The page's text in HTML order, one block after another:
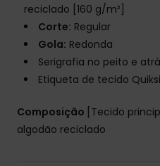
reciclado [160 g/m²]
Corte: Regular
Gola: Redonda
Serigrafia no peito e
Etiqueta de tecido
Composição [Tecido
algodão reciclado